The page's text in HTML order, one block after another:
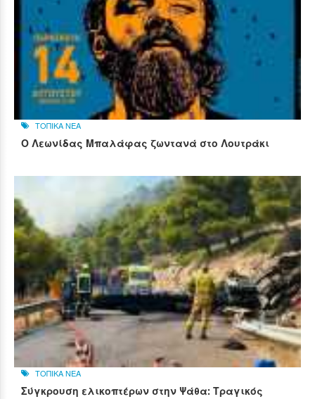
ΤΟΠΙΚΑ ΝΕΑ
Ο Λεωνίδας Μπαλάφας ζωντανά στο Λουτράκι
ΤΟΠΙΚΑ ΝΕΑ
Σύγκρουση ελικοπτέρων στην Ψάθα: Τραγικός